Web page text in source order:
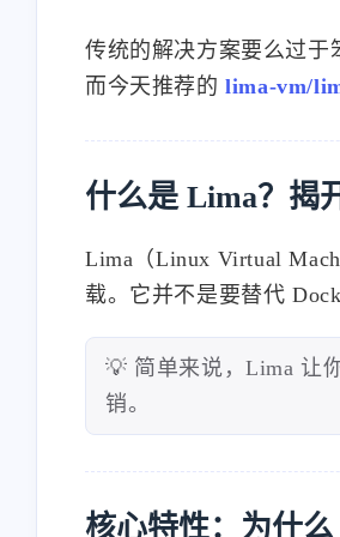
传统的解决方案要么过于
而今天推荐的lima-vm/
什么是 Lima？揭
Lima（Linux Virtual
载。它并不是要替代
💡 简单来说，Lima 让
销。
核心特性：为什